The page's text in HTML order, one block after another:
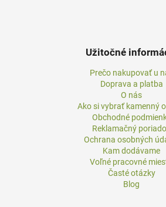
Užitočné
Prečo nakupovať u
Doprava a platba
O nás
Ako si vybrať kamenný
Obchodné
Reklamačný
Ochrana osobných
Kam dodávame
Voľné pracovné
Časté otázky
Blog